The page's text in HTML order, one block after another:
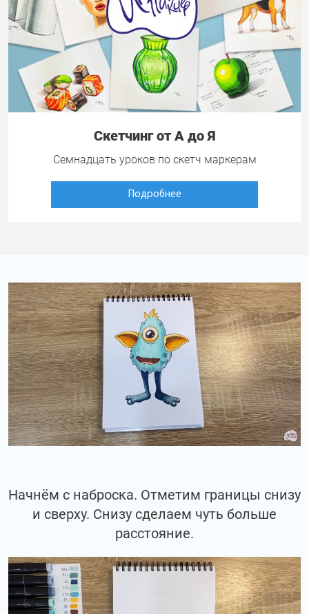
Скетчинг от А до Я
Семнадцать уроков по скетч маркерам
Подробнее
Начнём с наброска. Отметим границы снизу
и сверху. Снизу сделаем чуть больше
расстояние.